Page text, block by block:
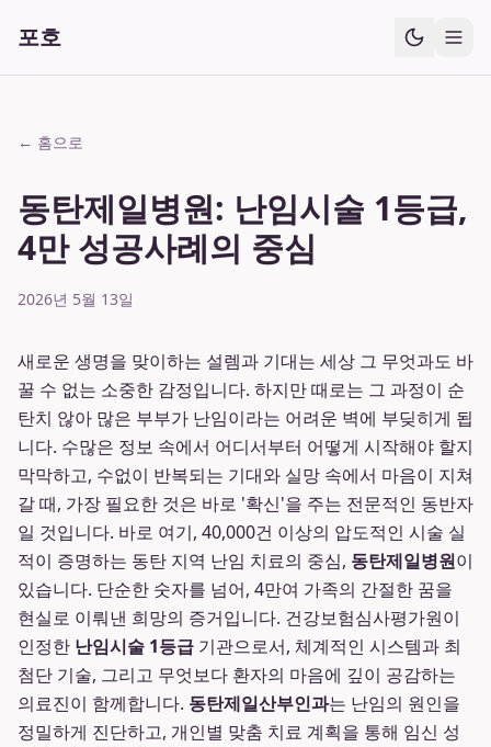
포호
← 홈으로
동탄제일병원: 난임시술 1등급,
4만 성공사례의 중심
2026년 5월 13일
새로운 생명을 맞이하는 설렘과 기대는 세상 그 무엇과도 바
꿀 수 없는 소중한 감정입니다. 하지만 때로는 그 과정이 순
탄치 않아 많은 부부가 난임이라는 어려운 벽에 부딪히게 됩
니다. 수많은 정보 속에서 어디서부터 어떻게 시작해야 할지
막막하고, 수없이 반복되는 기대와 실망 속에서 마음이 지쳐
갈 때, 가장 필요한 것은 바로 '확신'을 주는 전문적인 동반자
일 것입니다. 바로 여기, 40,000건 이상의 압도적인 시술 실
적이 증명하는 동탄 지역 난임 치료의 중심, 동탄제일병원이
있습니다. 단순한 숫자를 넘어, 4만여 가족의 간절한 꿈을
현실로 이뤄낸 희망의 증거입니다. 건강보험심사평가원이
인정한 난임시술 1등급 기관으로서, 체계적인 시스템과 최
첨단 기술, 그리고 무엇보다 환자의 마음에 깊이 공감하는
의료진이 함께합니다. 동탄제일산부인과는 난임의 원인을
정밀하게 진단하고, 개인별 맞춤 치료 계획을 통해 임신 성